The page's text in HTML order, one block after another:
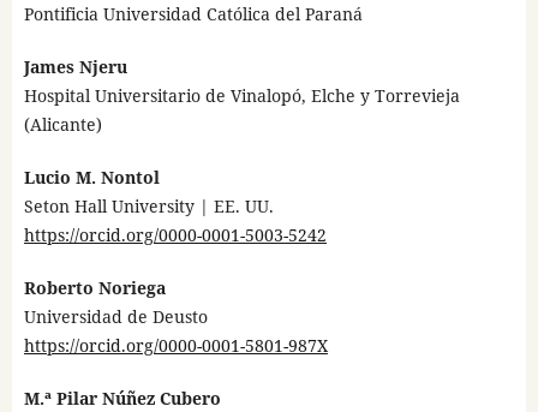
Pontificia Universidad Católica del Paraná
James Njeru
Hospital Universitario de Vinalopó, Elche y Torrevieja
(Alicante)
Lucio M. Nontol
Seton Hall University | EE. UU.
https://orcid.org/0000-0001-5003-5242
Roberto Noriega
Universidad de Deusto
https://orcid.org/0000-0001-5801-987X
M.ª Pilar Núñez Cubero